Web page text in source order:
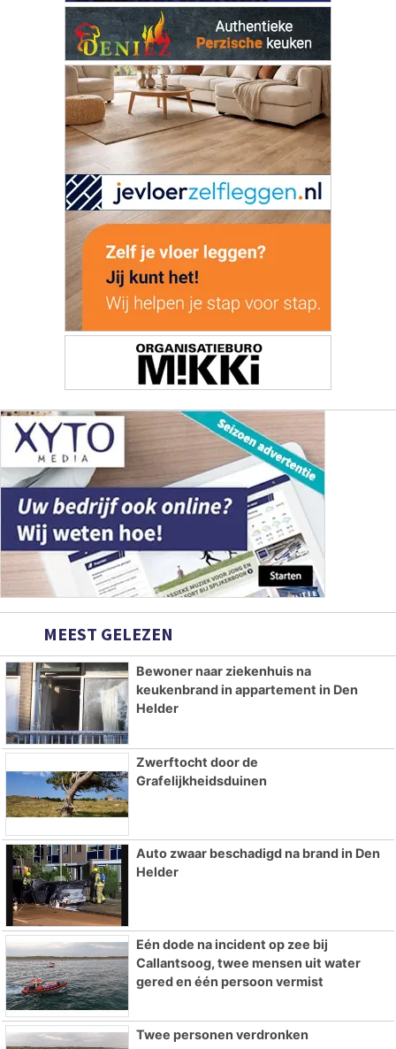
MEEST GELEZEN
Bewoner naar ziekenhuis na
keukenbrand in appartement in Den
Helder
Zwerftocht door de
Grafelijkheidsduinen
Auto zwaar beschadigd na brand in Den
Helder
Eén dode na incident op zee bij
Callantsoog, twee mensen uit water
gered en één persoon vermist
Twee personen verdronken